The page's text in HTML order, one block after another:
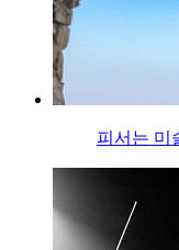
피서는 미